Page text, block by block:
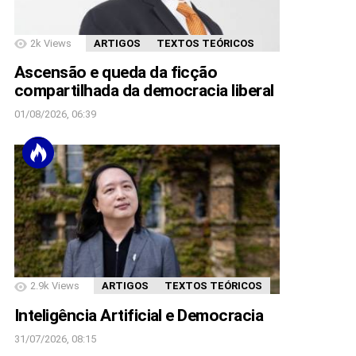
2k Views ARTIGOS TEXTOS TEÓRICOS
Ascensão e queda da ficção
compartilhada da democracia liberal
01/08/2026, 06:39
2.9k Views ARTIGOS TEXTOS TEÓRICOS
Inteligência Artificial e Democracia
31/07/2026, 08:15